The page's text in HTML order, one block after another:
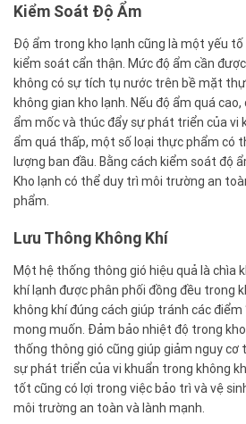
Kiểm Soát Độ Ẩm
Độ ẩm trong kho lạnh cũng là một yếu
kiểm soát cẩn thận. Mức độ ẩm cần
không có sự tích tụ nước trên bề mặt
không gian kho lạnh. Nếu độ ẩm quá
ẩm mốc và thúc đẩy sự phát triển của vi
ẩm quá thấp, một số loại thực phẩm có
lượng ban đầu. Bằng cách kiểm soát độ
Kho lạnh có thể duy trì môi trường an
phẩm.
Lưu Thông Không Khí
Một hệ thống thông gió hiệu quả là chìa
khí lạnh được phân phối đồng đều trong
không khí đúng cách giúp tránh các điểm
mong muốn. Đảm bảo nhiệt độ trong
thống thông gió cũng giúp giảm nguy cơ
sự phát triển của vi khuẩn trong không
tốt cũng có lợi trong việc bảo trì và vệ
môi trường an toàn và lành mạnh.